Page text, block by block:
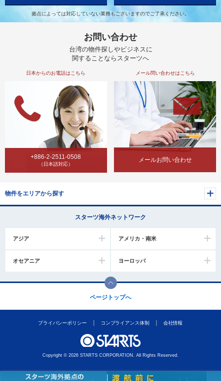
拠点によっては対応していない業務もございますのでご了承ください。
お問い合わせ
台湾の物件探しやビジネスに
関することならスターツへ
日本からのお電話はこちら
+886-2-2511-0508
（日本語対応）
メール問い合わせはこちら
メールお問い合わせ
物件をエリアから探す
スターツ海外ネットワーク
アジア アメリカ・南米
オセアニア ヨーロッパ
ページトップへ
プライバシーポリシー コンプライアンス体制 会社情報
Copyright © 2026 STARTS CORPORATION. All Rights Reserved.